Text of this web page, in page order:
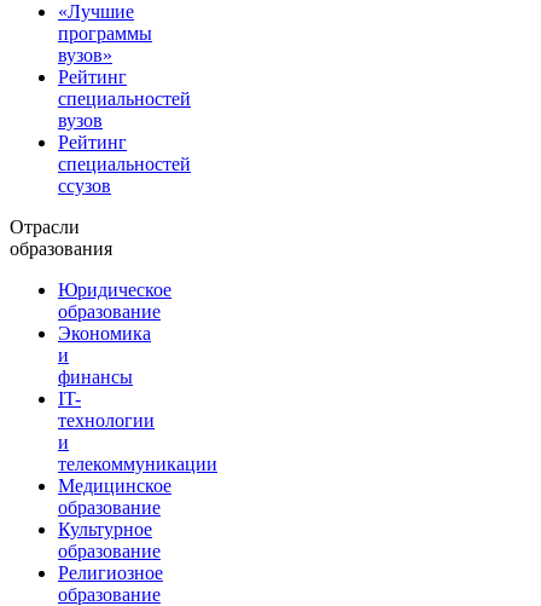
«Лучшие
программы
вузов»
Рейтинг
специальностей
вузов
Рейтинг
специальностей
ссузов
Отрасли
образования
Юридическое
образование
Экономика
и
финансы
IT-
технологии
и
телекоммуникации
Медицинское
образование
Культурное
образование
Религиозное
образование